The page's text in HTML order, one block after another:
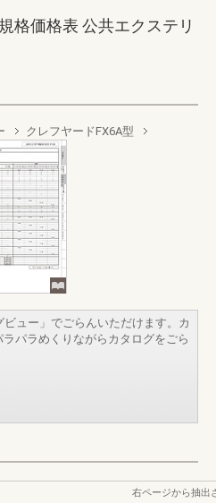
格価格表 公共エクステリ
クレフヤードFX6A型
ュー」でごらんいただけます。カ
パラめくりながらカタログをごら
右ページから抽出